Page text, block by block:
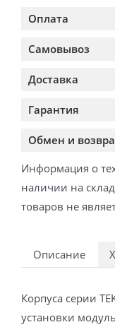
Оплата
Самовывоз
Доставка
Гарантия
Обмен и
Информация о
наличии на
товаров не
Описание
Корпуса серии
установки